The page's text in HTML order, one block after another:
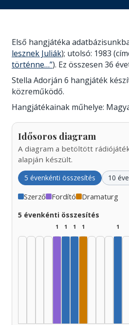
Első hangjátéka
lesznek Juliák); utolsó: 1983
történne…”). Ez összesen 36
Stella Adorján 6 hangjáték
közreműködő.
Hangjátékainak műhelye:
Idősoros diagram
A diagram a betöltött
alapján készült.
5 évenkénti összesítés 10
Szerző Fordító Dramaturg
5 évenkénti összesítés
1 1 1 1 1